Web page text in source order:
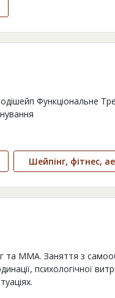
Функціональне
Шейпінг, фітнес,
та ММА. Заняття з
психологічної